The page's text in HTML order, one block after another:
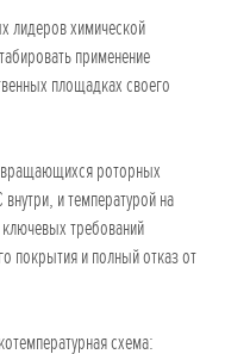
лидеров химической
применение
площадках своего
вращающихся роторных
и температурой на
требований
покрытия и полный отказ от
схема: